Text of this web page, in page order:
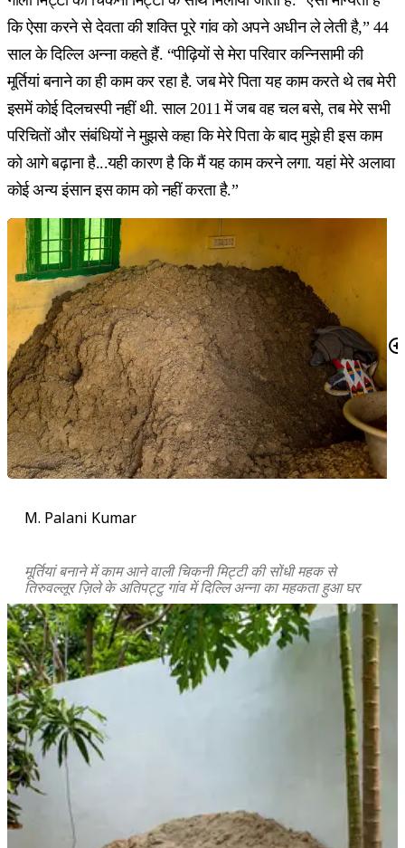
कि ऐसा करने से देवता की शक्ति पूरे गांव को अपने अधीन ले लेती है,” 44
साल के दिल्लि अन्ना कहते हैं. “पीढ़ियों से मेरा परिवार कन्निसामी की
मूर्तियां बनाने का ही काम कर रहा है. जब मेरे पिता यह काम करते थे तब मेरी
इसमें कोई दिलचस्पी नहीं थी. साल 2011 में जब वह चल बसे, तब मेरे सभी
परिचितों और संबंधियों ने मुझसे कहा कि मेरे पिता के बाद मुझे ही इस काम
को आगे बढ़ाना है...यही कारण है कि मैं यह काम करने लगा. यहां मेरे अलावा
कोई अन्य इंसान इस काम को नहीं करता है.”
M. Palani Kumar
मूर्तियां बनाने में काम आने वाली चिकनी मिट्टी की सोंधी महक से
तिरुवल्लूर ज़िले के अतिपट्टु गांव में दिल्लि अन्ना का महकता हुआ घर